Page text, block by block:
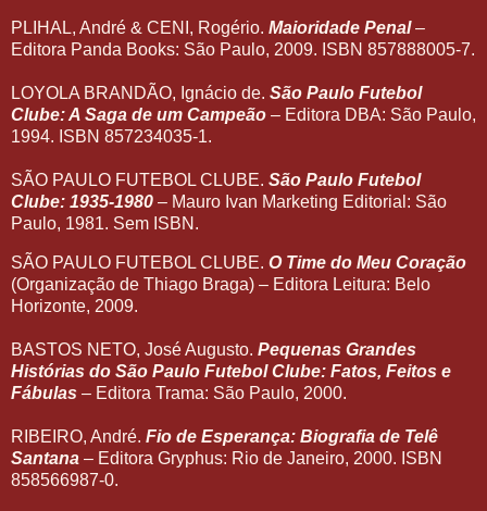
PLIHAL, André & CENI, Rogério. Maioridade Penal–
Editora Panda Books: São Paulo, 2009. ISBN 857888005-7.
LOYOLA BRANDÃO, Ignácio de. São Paulo Futebol
Clube: A Saga de um Campeão – Editora DBA: São Paulo,
1994. ISBN 857234035-1.
SÃO PAULO FUTEBOL CLUBE. São Paulo Futebol
Clube: 1935-1980 – Mauro Ivan Marketing Editorial: São
Paulo, 1981. Sem ISBN.
SÃO PAULO FUTEBOL CLUBE. O Time do Meu Coração
(Organização de Thiago Braga) – Editora Leitura: Belo
Horizonte, 2009.
BASTOS NETO, José Augusto. Pequenas Grandes
Histórias do São Paulo Futebol Clube: Fatos, Feitos e
Fábulas – Editora Trama: São Paulo, 2000.
RIBEIRO, André. Fio de Esperança: Biografia de Telê
Santana – Editora Gryphus: Rio de Janeiro, 2000. ISBN
858566987-0.